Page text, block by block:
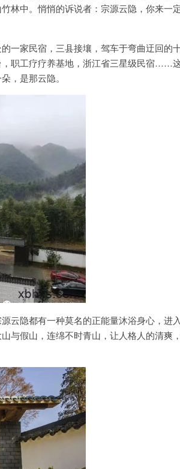
林中。悄悄的诉说者：宗源云隐，你来一
一家民宿，三县接壤，驾车于弯曲迂回的
职工疗疗养基地，浙江省三星级民宿……
，是那云隐。
云隐都有一种莫名的正能量沐浴身心，进
与假山，连绵不时青山，让人格人的清爽